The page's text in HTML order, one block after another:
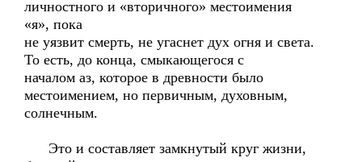
личностного и «вторичного» местоимения
«я», пока
не уязвит смерть, не угаснет дух огня и света.
То есть, до конца, смыкающегося с
началом аз, которое в древности было
местоимением, но первичным, духовным,
солнечным.
Это и составляет замкнутый круг жизни,